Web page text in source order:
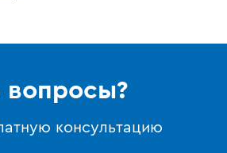
вопросы?
консультацию